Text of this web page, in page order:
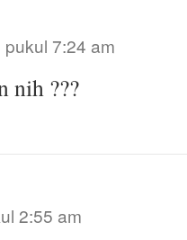
7:24 am
nih ???
2:55 am